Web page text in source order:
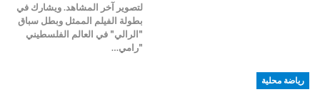
لتصوير آخر المشاهد. ويشارك في
بطولة الفيلم الممثل وبطل سباق
"الرالي" في العالم الفلسطيني
"رامي…
رياضة محلية